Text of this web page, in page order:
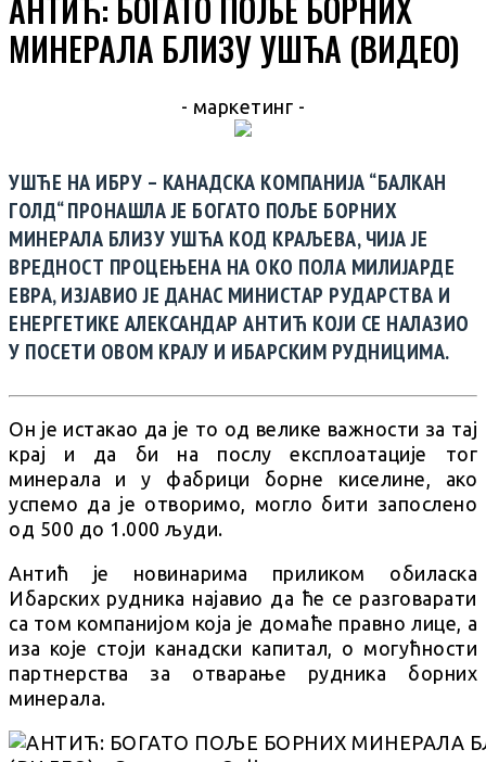
МИНЕРАЛА БЛИЗУ УШЋА (ВИДЕО)
- маркетинг -
УШЋЕ НА ИБРУ – КАНАДСКА КОМПАНИЈА “БАЛКАН
ГОЛД“ ПРОНАШЛА ЈЕ БОГАТО ПОЉЕ БОРНИХ
МИНЕРАЛА БЛИЗУ УШЋА КОД КРАЉЕВА, ЧИЈА ЈЕ
ВРЕДНОСТ ПРОЦЕЊЕНА НА ОКО ПОЛА МИЛИЈАРДЕ
ЕВРА, ИЗЈАВИО ЈЕ ДАНАС МИНИСТАР РУДАРСТВА И
ЕНЕРГЕТИКЕ АЛЕКСАНДАР АНТИЋ КОЈИ СЕ НАЛАЗИО
У ПОСЕТИ ОВОМ КРАЈУ И ИБАРСКИМ РУДНИЦИМА.
Он је истакао да је то од велике важности за тај
крај и да би на послу експлоатације тог
минерала и у фабрици борне киселине, ако
успемо да је отворимо, могло бити запослено
од 500 до 1.000 људи.
Антић је новинарима приликом обиласка
Ибарских рудника најавио да ће се разговарати
са том компанијом која је домаће правно лице, а
иза које стоји канадски капитал, о могућности
партнерства за отварање рудника борних
минерала.